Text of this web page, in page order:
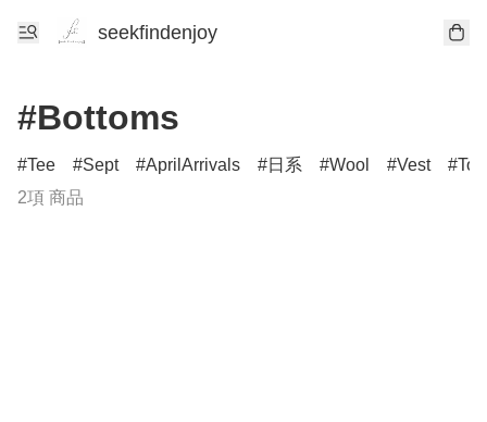
seekfindenjoy
#Bottoms
Tee Sept AprilArrivals 日系 Wool Vest
2項 商品